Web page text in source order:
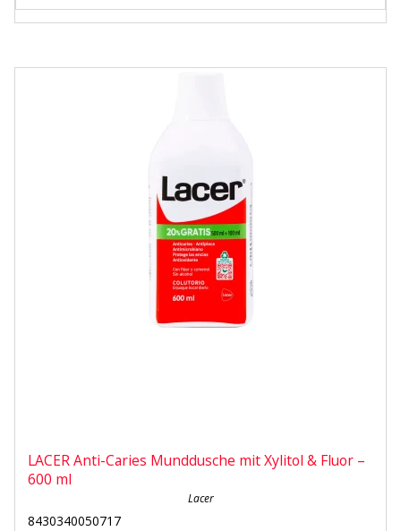
LACER Anti-Caries Munddusche mit Xylitol & Fluor –
600 ml
Lacer
8430340050717